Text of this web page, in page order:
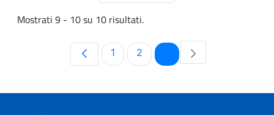
Mostrati 9 - 10 su 10 risultati.
Pagina
1 Pagina
2 Pagina